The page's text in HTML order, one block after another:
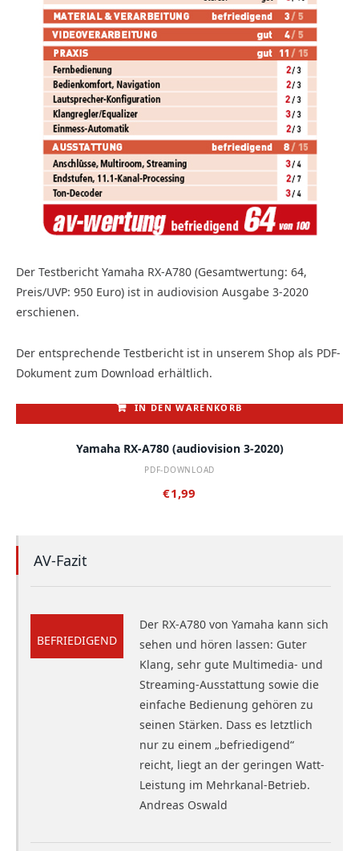
Der Testbericht Yamaha RX-A780 (Gesamtwertung: 64,
Preis/UVP: 950 Euro) ist in audiovision Ausgabe 3-2020
erschienen.
Der entsprechende Testbericht ist in unserem Shop als PDF-
Dokument zum Download erhältlich.
IN DEN WARENKORB
Yamaha RX-A780 (audiovision 3-2020)
PDF-DOWNLOAD
€1,99
AV-Fazit
BEFRIEDIGEND
Der RX-A780 von Yamaha kann sich
sehen und hören lassen: Guter
Klang, sehr gute Multimedia- und
Streaming-Ausstattung sowie die
einfache Bedienung gehören zu
seinen Stärken. Dass es letztlich
nur zu einem „befriedigend“
reicht, liegt an der geringen Watt-
Leistung im Mehrkanal-Betrieb.
Andreas Oswald